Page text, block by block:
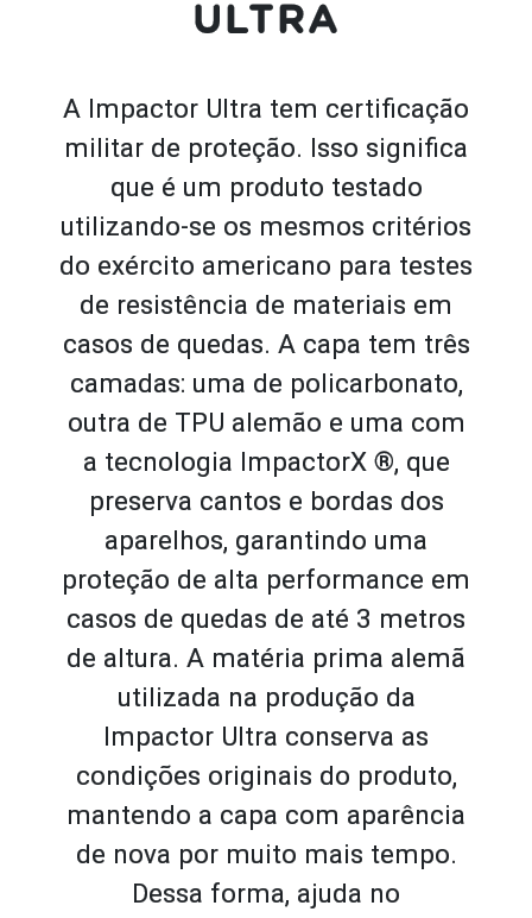
ULTRA
A Impactor Ultra tem certificação
militar de proteção. Isso significa
que é um produto testado
utilizando-se os mesmos critérios
do exército americano para testes
de resistência de materiais em
casos de quedas. A capa tem três
camadas: uma de policarbonato,
outra de TPU alemão e uma com
a tecnologia ImpactorX ®, que
preserva cantos e bordas dos
aparelhos, garantindo uma
proteção de alta performance em
casos de quedas de até 3 metros
de altura. A matéria prima alemã
utilizada na produção da
Impactor Ultra conserva as
condições originais do produto,
mantendo a capa com aparência
de nova por muito mais tempo.
Dessa forma, ajuda no